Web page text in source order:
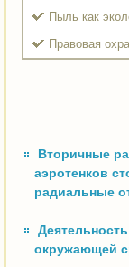
Пыль как
Правовая
Вторичные
аэротенков
радиальные
окружающей